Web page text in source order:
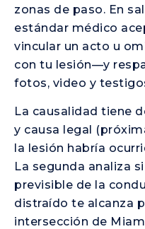
zonas de paso. En
estándar médico
vincular un acto u
con tu lesión—y
fotos, video y
La causalidad tiene
y causa legal
la lesión habría
La segunda analiza
previsible de la
distraído te alcanza
intersección de